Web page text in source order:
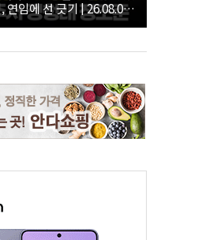
선 긋기 | 26.08.08
표·최고위원 후보 제주 합